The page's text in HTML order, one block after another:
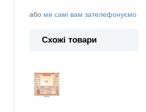
або ми самі вам зателефонуємо
Схожі товари